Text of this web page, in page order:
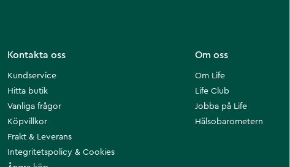
Om oss
Om Life
Life Club
Jobba på Life
Hälsobarometern
Kontakta oss
Kundservice
Hitta butik
Vanliga frågor
Köpvillkor
Frakt & Leverans
Integritetspolicy & Cookies